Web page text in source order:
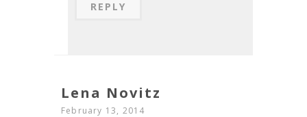
REPLY
Lena Novitz
February 13, 2014